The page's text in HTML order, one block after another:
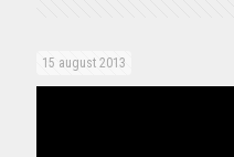
15 august 2013